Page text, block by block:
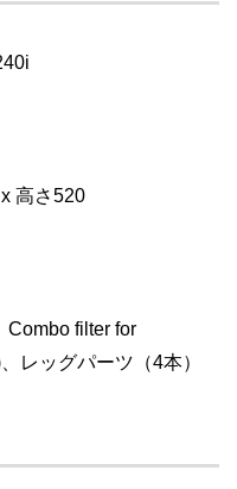
高さ520
Combo filter for
レッグパーツ（4本）